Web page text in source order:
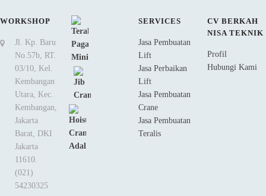
WORKSHOP
Jl. Kp. Baru
No.57b, RT.
03/10, Kel.
Kembangan
Utara, Kec.
Kembangan,
Jakarta
Barat, DKI
Jakarta
11610.
(021)
54230325
SERVICES
Jasa Pembuatan
Lift
Jasa Perbaikan
Lift
Jasa Pembuatan
Crane
Jasa Pembuatan
Teralis
CV BERKAH
NISA TEKNIK
Profil
Hubungi Kami